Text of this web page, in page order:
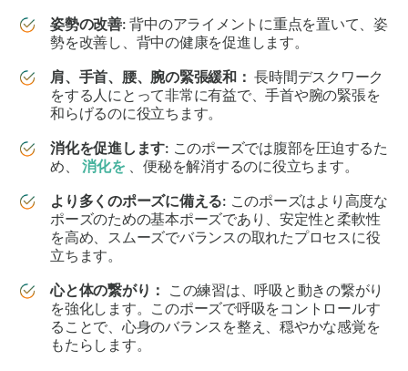
姿勢の改善: 背中のアライメントに重点を置いて、姿
勢を改善し、背中の健康を促進します。
肩、手首、腰、腕の緊張緩和： 長時間デスクワーク
をする人にとって非常に有益で、手首や腕の緊張を
和らげるのに役立ちます。
消化を促進します: このポーズでは腹部を圧迫するた
め、消化を 、便秘を解消するのに役立ちます。
より多くのポーズに備える: このポーズはより高度な
ポーズのための基本ポーズであり、安定性と柔軟性
を高め、スムーズでバランスの取れたプロセスに役
立ちます。
心と体の繋がり：
この練習は、呼吸と動きの繋がり
を強化します。このポーズで呼吸をコントロールす
ることで、心身のバランスを整え、穏やかな感覚を
もたらします。